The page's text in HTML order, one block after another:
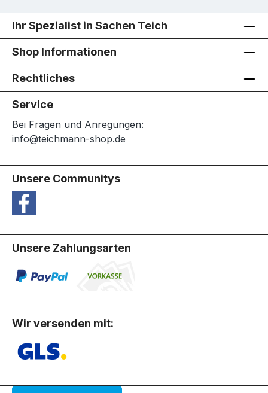
Ihr Spezialist in Sachen Teich
Shop Informationen
Rechtliches
Service
Bei Fragen und Anregungen:
info@teichmann-shop.de
Unsere Communitys
Unsere Zahlungsarten
Wir versenden mit: